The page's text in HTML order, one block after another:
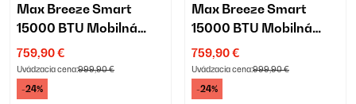
Max Breeze Smart
15000 BTU Mobilná
Klimatizácia Biela
759,90 €
Uvádzacia cena:999,90 €
-24%
Max Breeze Smart
15000 BTU Mobilná
Klimatizácia Čierna
759,90 €
Uvádzacia cena:999,90 €
-24%